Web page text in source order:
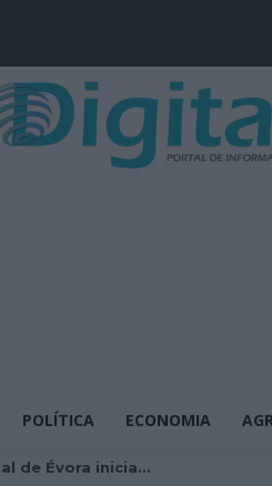
POLÍTICA ECONOMIA
de Évora inicia...